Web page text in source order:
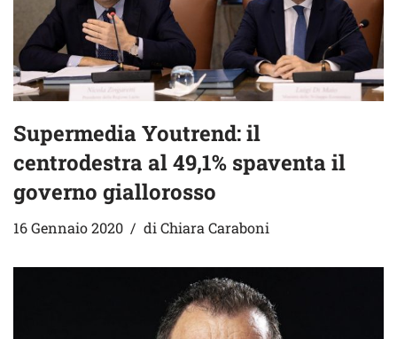
Supermedia Youtrend: il
centrodestra al 49,1% spaventa il
governo giallorosso
16 Gennaio 2020 di Chiara Caraboni